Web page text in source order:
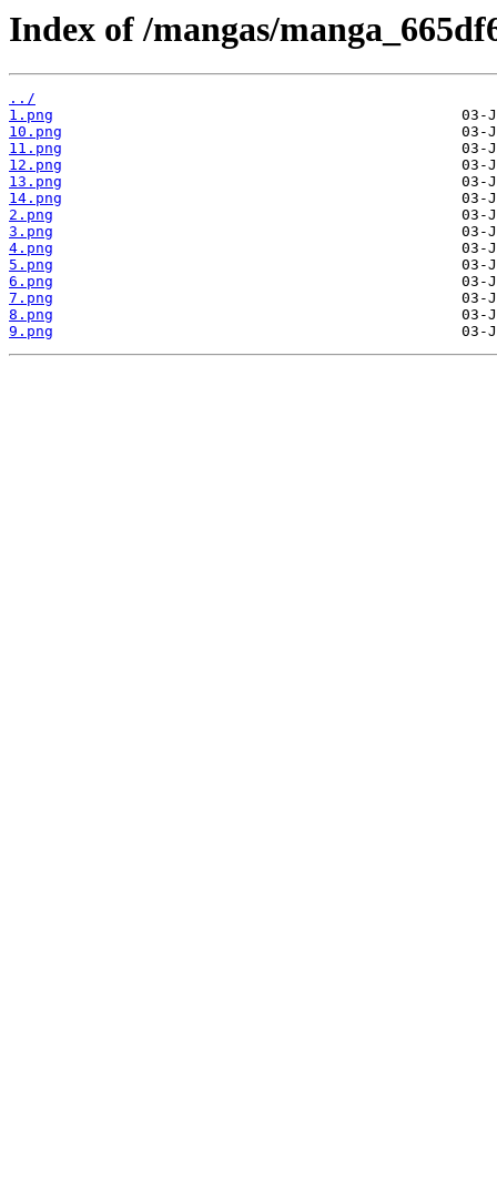
Index of /mangas/
../
1.png
10.png
11.png
12.png
13.png
14.png
2.png
3.png
4.png
5.png
6.png
7.png
8.png
9.png